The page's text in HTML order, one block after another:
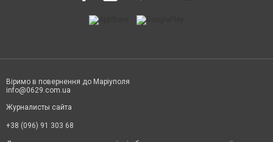
Віримо в повернення до Маріуполя
info@0629.com.ua
Журналисты сайта
+38 (096) 91 303 68